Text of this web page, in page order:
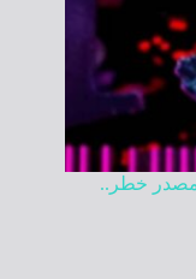
مصدر خطر..